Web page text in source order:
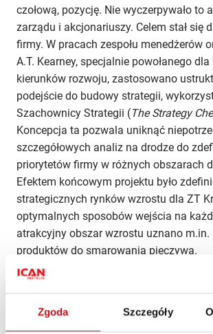
Zgoda Szczegóły
czołową, pozycję. Nie wyczerpywało to
zarządu i akcjonariuszy. Celem stał się
firmy. W pracach zespołu menedżerów
A.T. Kearney, specjalnie powołanego
kierunków rozwoju, zastosowano
podejście do budowy strategii,
Szachownicy Strategii (The Strategy
Koncepcja ta pozwala uniknąć
szczegółowych analiz na drodze do
priorytetów firmy w różnych obszarach
Efektem końcowym projektu było
strategicznych rynków wzrostu dla ZT
optymalnych sposobów wejścia na
atrakcyjny obszar wzrostu uznano m.in.
produktów do smarowania pieczywa.